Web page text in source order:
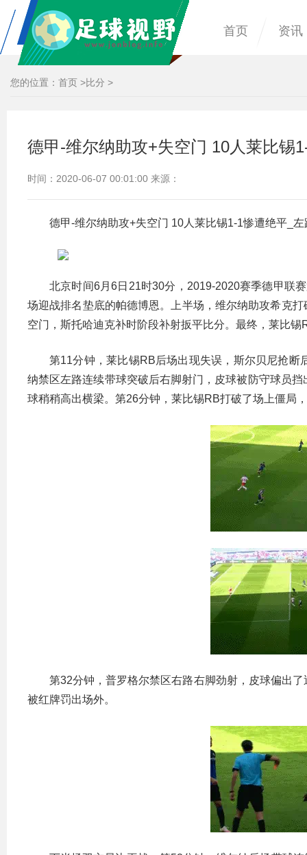
首页 资讯
您的位置： 首页 >比分 >
德甲-维尔纳助攻+失空门 10人莱比锡
时间：2020-06-07 00:01:00 来源：
德甲-维尔纳助攻+失空门 10人莱比锡1-1惨遭绝平_左
北京时间6月6日21时30分，2019-2020赛季德甲联
场迎战排名垫底的帕德博恩。上半场，维尔纳助攻希克
空门，斯托哈迪克补时阶段补射扳平比分。最终，莱比锡
第11分钟，莱比锡RB后场出现失误，斯尔贝尼抢
纳禁区左路连续带球突破后右脚射门，皮球被防守球员
球稍稍高出横梁。第26分钟，莱比锡RB打破了场上僵局
第32分钟，普罗格尔禁区右路右脚劲射，皮球偏出
被红牌罚出场外。